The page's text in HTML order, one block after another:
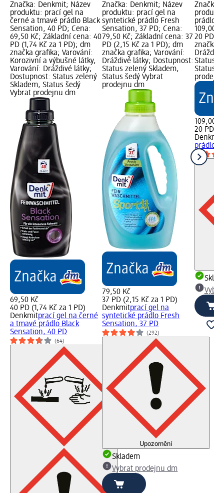
Značka: Denkmit; Název
produktu: prací gel na
černé a tmavé prádlo Black
Sensation, 40 PD; Cena:
69,50 Kč; Základní cena: 40
PD (1,74 Kč za 1 PD); dm
značka grafika; Varování:
Korozivní a výbušné látky,
Varování: Dráždivé látky;
Dostupnost: Status zelený
Skladem, Status šedý
Vybrat prodejnu dm
69,50 Kč
40 PD (1,74 Kč za 1 PD)
Denkmitprací gel na černé
a tmavé prádlo Black
Sensation, 40 PD
(64)
Značka: Denkmit; Název
produktu: prací gel na
syntetické prádlo Fresh
Sensation, 37 PD; Cena:
79,50 Kč; Základní cena: 37
PD (2,15 Kč za 1 PD); dm
značka grafika; Varování:
Dráždivé látky; Dostupnost:
Status zelený Skladem,
Status šedý Vybrat
prodejnu dm
79,50 Kč
37 PD (2,15 Kč za 1 PD)
Denkmitprací gel na
syntetické prádlo Fresh
Sensation, 37 PD
(292)
Upozornění
Skladem
Vybrat prodejnu dm
Značka:
prádlo,
109,00
20 PD
značka
Status
Status
109,00
20 PD
Denkmit
prádlo,